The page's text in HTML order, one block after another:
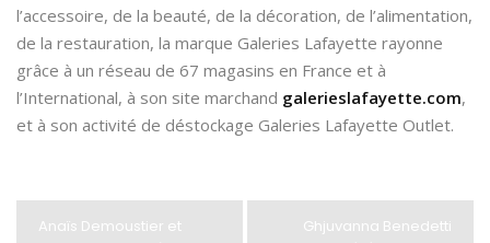
l’accessoire, de la beauté, de la décoration, de l’alimentation,
de la restauration, la marque Galeries Lafayette rayonne
grâce à un réseau de 67 magasins en France et à
l’International, à son site marchand galerieslafayette.com,
et à son activité de déstockage Galeries Lafayette Outlet.
Anaïs Demoustier et
Ghjuvanna Benedetti